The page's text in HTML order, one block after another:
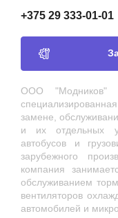
+375 29 333-01-01
ООО "Модников"
замене,
и их отдельных
автобусов и
зарубежного
компания
обслуживанием
вентиляторов
автомобилей и